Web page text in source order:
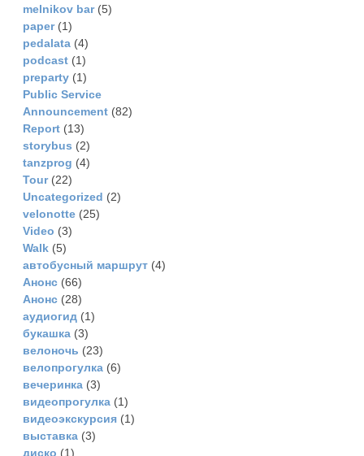
melnikov bar(5)
paper(1)
pedalata (4)
podcast (1)
preparty (1)
Public Service
Announcement (82)
Report (13)
storybus (2)
tanzprog (4)
Tour(22)
Uncategorized (2)
velonotte (25)
Video (3)
Walk (5)
автобусный маршрут (4)
Анонс (66)
Анонс (28)
аудиогид (1)
букашка (3)
велоночь (23)
велопрогулка (6)
вечеринка (3)
видеопрогулка (1)
видеоэкскурсия (1)
выставка (3)
диско (1)